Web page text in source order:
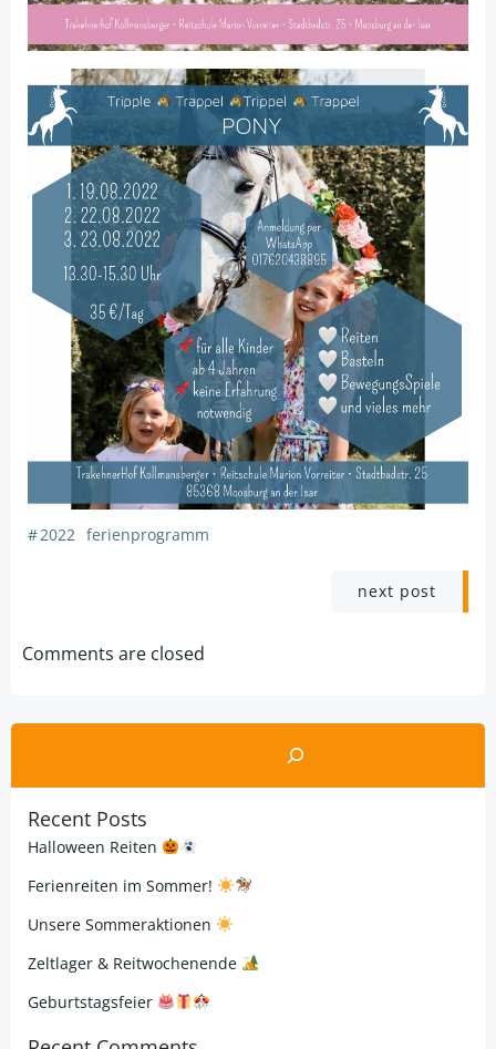
#2022 ferienprogramm
next post
Comments are closed
Suchen
Recent Posts
Halloween Reiten
Ferienreiten im Sommer!
Unsere Sommeraktionen
Zeltlager & Reitwochenende
Geburtstagsfeier